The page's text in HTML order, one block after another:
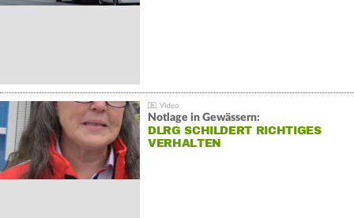
Notlage in Gewässern:
DLRG SCHILDERT RICHTIGES
VERHALTEN